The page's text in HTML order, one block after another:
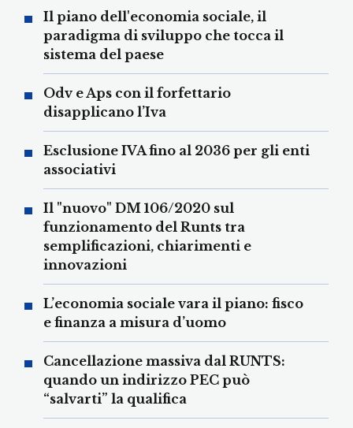
Il piano dell'economia sociale, il
paradigma di sviluppo che tocca il
sistema del paese
Odv e Aps con il forfettario
disapplicano l’Iva
Esclusione IVA fino al 2036 per gli enti
associativi
Il "nuovo" DM 106/2020 sul
funzionamento del Runts tra
semplificazioni, chiarimenti e
innovazioni
L’economia sociale vara il piano: fisco
e finanza a misura d’uomo
Cancellazione massiva dal RUNTS:
quando un indirizzo PEC può
“salvarti” la qualifica